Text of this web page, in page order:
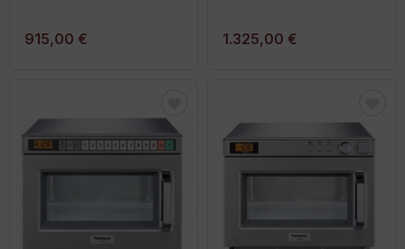
915,00 € 1.325,00 €